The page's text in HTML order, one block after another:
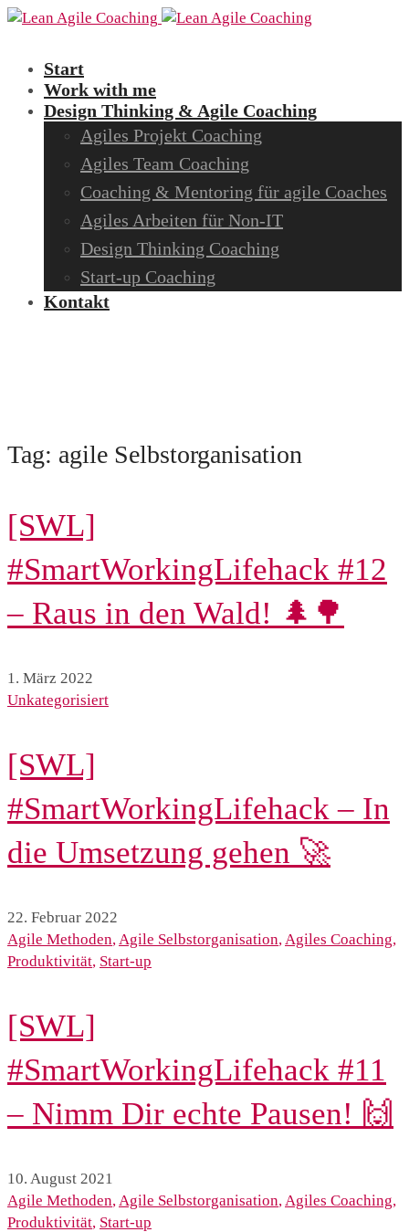
Start
Work with me
Design Thinking & Agile Coaching
Agiles Projekt Coaching
Agiles Team Coaching
Coaching & Mentoring für agile Coaches
Agiles Arbeiten für Non-IT
Design Thinking Coaching
Start-up Coaching
Kontakt
Tag: agile Selbstorganisation
[SWL]
#SmartWorkingLifehack #12
– Raus in den Wald! 🌲🌳
1. März 2022
Unkategorisiert
[SWL]
#SmartWorkingLifehack – In
die Umsetzung gehen 🚀
22. Februar 2022
Agile Methoden, Agile Selbstorganisation, Agiles Coaching,
Produktivität, Start-up
[SWL]
#SmartWorkingLifehack #11
– Nimm Dir echte Pausen! 🙌
10. August 2021
Agile Methoden, Agile Selbstorganisation, Agiles Coaching,
Produktivität, Start-up